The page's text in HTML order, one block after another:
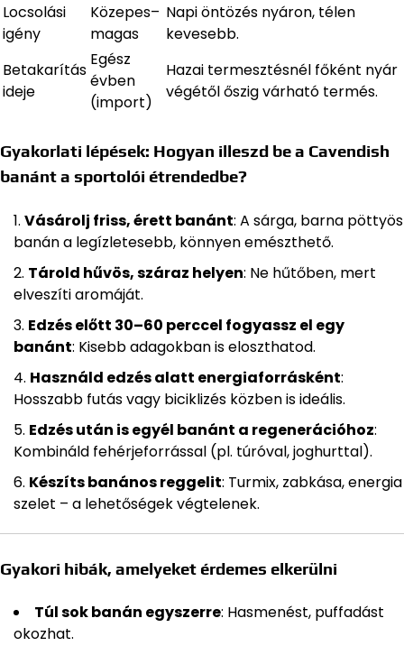
Locsolási
igény
Közepes–
magas
Napi öntözés nyáron, télen
kevesebb.
Betakarítás
ideje
Egész
évben
(import)
Hazai termesztésnél főként nyár
végétől őszig várható termés.
Gyakorlati lépések: Hogyan illeszd be a Cavendish
banánt a sportolói étrendedbe?
Vásárolj friss, érett banánt: A sárga, barna pöttyös
banán a legízletesebb, könnyen emészthető.
Tárold hűvös, száraz helyen: Ne hűtőben, mert
elveszíti aromáját.
Edzés előtt 30–60 perccel fogyassz el egy
banánt: Kisebb adagokban is eloszthatod.
Használd edzés alatt energiaforrásként:
Hosszabb futás vagy biciklizés közben is ideális.
Edzés után is egyél banánt a regenerációhoz:
Kombináld fehérjeforrással (pl. túróval, joghurttal).
Készíts banános reggelit: Turmix, zabkása, energia
szelet – a lehetőségek végtelenek.
Gyakori hibák, amelyeket érdemes elkerülni
Túl sok banán egyszerre: Hasmenést, puffadást
okozhat.